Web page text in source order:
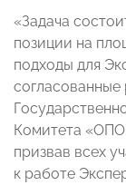
«Задача
позиции на
подходы для
Комитета
призвав всех
к работе